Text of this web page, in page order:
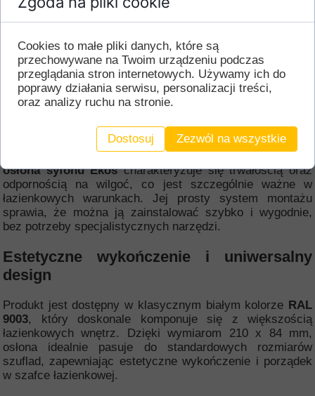
łazienkowej, oddzielając syfon od podłączeń zlewu.
Produkt doskonale pasuje do szuflad o niskich bokach, a
dzięki kołnierzowi maskującemu skutecznie zakrywa
wycięcie w dnie szuflady, zapewniając estetyczny i
schludny wygląd wnętrza. Osłona została zaprojektowana
z myślą o montażu na płytach o grubości 16 mm, co
sprawia, że jest wszechstronna i łatwa do zastosowania.
Łatwość montażu i trwałość
Wykonana z wysokiej jakości tworzywa sztucznego,
osłona syfonu Ekoscharakteryzuje się trwałością oraz
odpornością na wilgoć, co jest szczególnie ważne w
łazienkowych warunkach. Jej prosty system montażu
sprawia, że można ją zainstalować szybko i wygodnie,
bez potrzeby specjalistycznych narzędzi.
Estetyczne wykończenie i uniwersalny
design
Produkt jest dostępny w klasycznym białym kolorze RAL
9003, który doskonale komponuje się z większością
łazienkowych wnętrz. Dzięki wymiarom 210 x 84 mm,
osłona idealnie pasuje do standardowych rozmiarów
szuflad, zapewniając estetyczne wykończenie i porządek
w szafce łazienkowej.
Cookies to małe pliki danych, które są
przechowywane na Twoim urządzeniu podczas
przeglądania stron internetowych. Używamy ich do
poprawy działania serwisu, personalizacji treści,
oraz analizy ruchu na stronie.
Dostosuj Zezwól na wszystkie